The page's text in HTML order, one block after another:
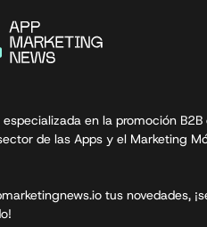
en la promoción
de las Apps y el Marketing
tus novedades,